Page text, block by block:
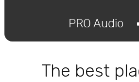
PRO Audio
The best